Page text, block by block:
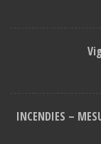
INCENDIES –